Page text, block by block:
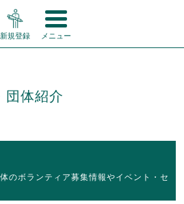
新規登録 メニュー
団体紹介
のボランティア募集情報やイベント・セ